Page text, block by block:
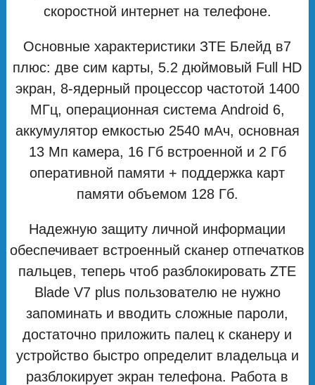
скоростной интернет на телефоне.
Основные характеристики ЗТЕ Блейд в7
плюс: две сим карты, 5.2 дюймовый Full HD
экран, 8-ядерный процессор частотой 1400
МГц, операционная система Android 6,
аккумулятор емкостью 2540 мАч, основная
13 Мп камера, 16 Гб встроенной и 2 Гб
оперативной памяти + поддержка карт
памяти объемом 128 Гб.
Надежную защиту личной информации
обеспечивает встроенный сканер отпечатков
пальцев, теперь чтоб разблокировать ZTE
Blade V7 plus пользователю не нужно
запоминать и вводить сложные пароли,
достаточно приложить палец к сканеру и
устройство быстро определит владельца и
разблокирует экран телефона. Работа в